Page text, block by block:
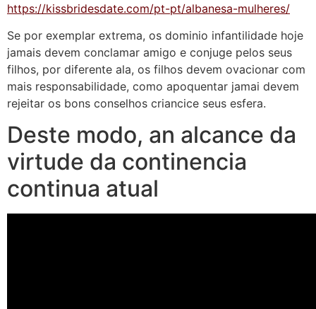
https://kissbridesdate.com/pt-pt/albanesa-mulheres/
Se por exemplar extrema, os dominio infantilidade hoje
jamais devem conclamar amigo e conjuge pelos seus
filhos, por diferente ala, os filhos devem ovacionar com
mais responsabilidade, como apoquentar jamai devem
rejeitar os bons conselhos criancice seus esfera.
Deste modo, an alcance da
virtude da continencia
continua atual